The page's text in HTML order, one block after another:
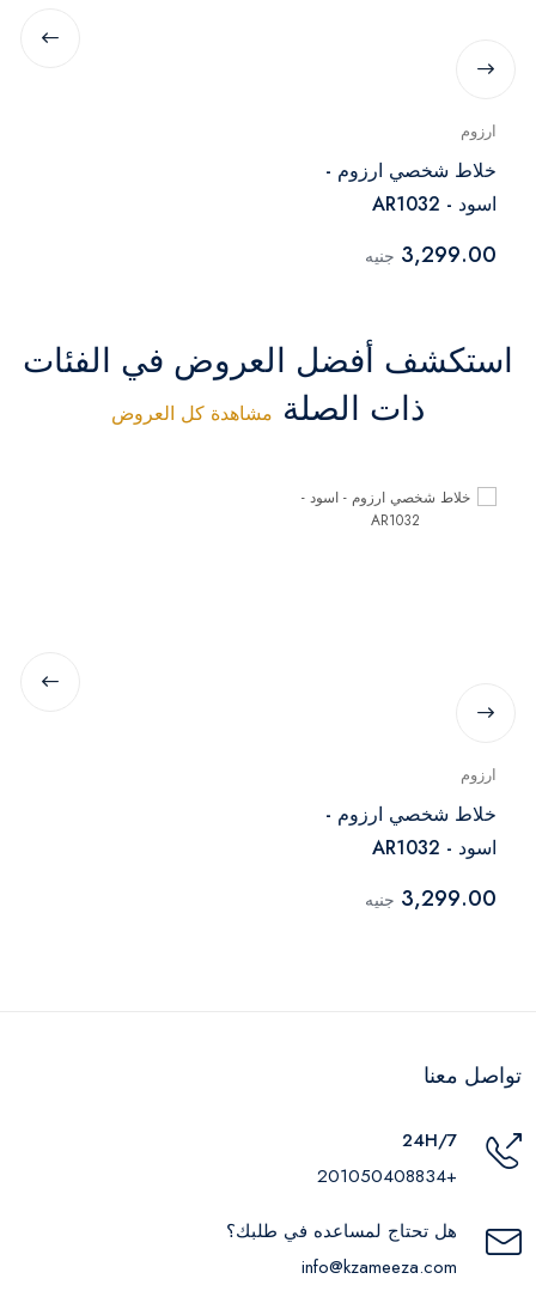
ارزوم
خلاط شخصي ارزوم -
اسود - AR1032
3,299.00 جنيه
استكشف أفضل العروض في الفئات
ذات الصلة مشاهدة كل العروض
ارزوم
خلاط شخصي ارزوم -
اسود - AR1032
3,299.00 جنيه
تواصل معنا
24H/7
+201050408834
هل تحتاج لمساعده في طلبك؟
info@kzameeza.com